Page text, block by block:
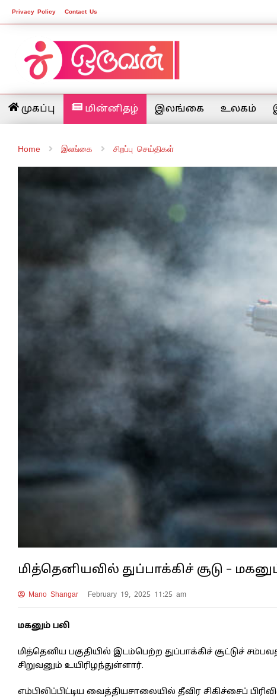
Privacy Policy Contact Us
முகப்பு மின்னிதழ் இலங்கை உலகம்
Home இலங்கை சிறப்பு செய்திகள்
மித்தெனியவில் துப்பாக்கிச் சூடு –
Mano Shangar February 19, 2025 11:25 am
மகனும் பலி
மித்தெனிய பகுதியில் இடம்பெற்ற துப்பாக்கிச் சூட்டுச்
சிறுவனும் உயிரிழந்துள்ளார்.
எம்பிலிப்பிட்டிய வைத்தியசாலையில் தீவிர சிகிச்சைப்